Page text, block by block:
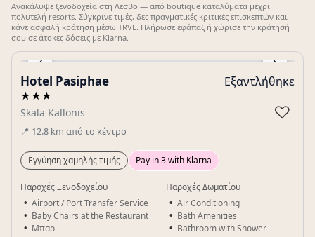
Ανακάλυψε ξενοδοχεία στη Λέσβο — από boutique καταλύματα μέχρι
πολυτελή resorts. Σύγκρινε τιμές, δες πραγματικές κριτικές επισκεπτών και
κάνε ασφαλή κράτηση μέσω TRVL. Πλήρωσε εφάπαξ ή χώρισε την κράτησή
σου σε άτοκες δόσεις με Klarna.
‹ ›
Gallery
Hotel Pasiphae
★★★
Skala Kallonis
📍 12.8 km από το κέντρο
Εξαντλήθηκε
♡
Εγγύηση χαμηλής τιμής Pay in 3 with Klarna
Παροχές Ξενοδοχείου
Airport / Port Transfer Service
Baby Chairs at the Restaurant
Μπαρ
Παροχές Δωματίου
Air Conditioning
Bath Amenities
Bathroom with Shower